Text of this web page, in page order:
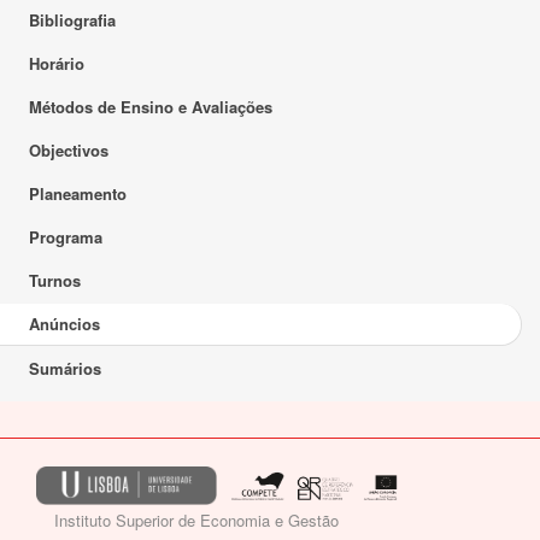
Bibliografia
Horário
Métodos de Ensino e Avaliações
Objectivos
Planeamento
Programa
Turnos
Anúncios
Sumários
Instituto Superior de Economia e Gestão